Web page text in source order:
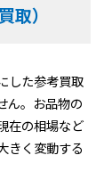
取）
した参考買取
ん。お品物の
在の相場など
きく変動する